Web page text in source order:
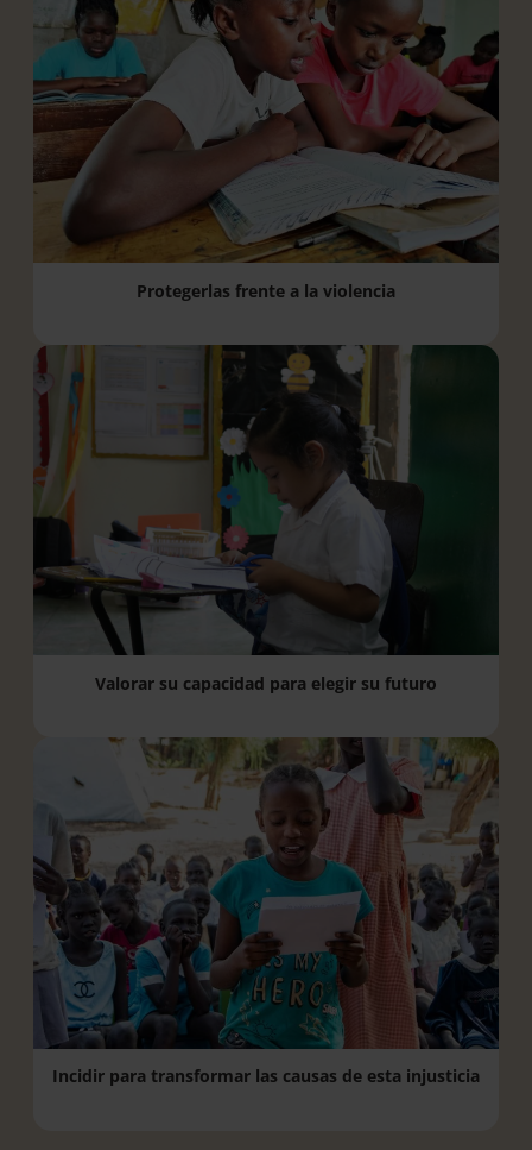
Protegerlas frente a la violencia
Valorar su capacidad para elegir su futuro
Incidir para transformar las causas de esta injusticia